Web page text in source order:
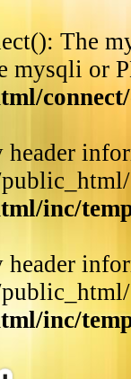
The
mysqli or
inc/
inc/